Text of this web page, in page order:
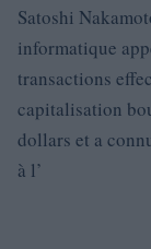
Satoshi
informatique
transactions
capitalisation
dollars et a
à l’